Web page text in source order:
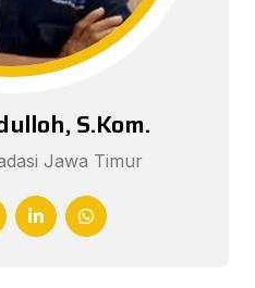
S.Kom.
Jawa Timur